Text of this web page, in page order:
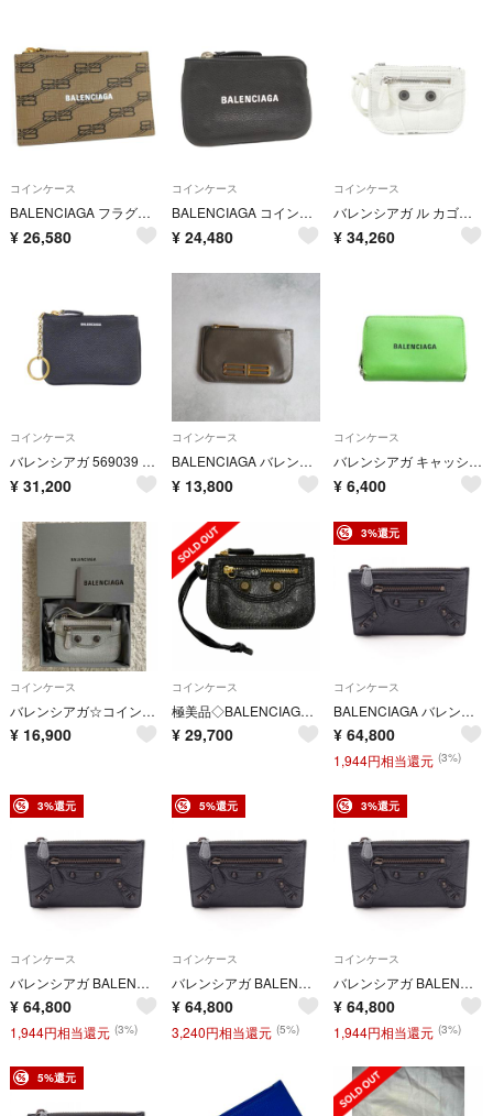
コインケース
BALENCIAGA フラグメントケース BBモノグラム PVCコーティング
¥ 26,580
コインケース
BALENCIAGA コインケース エブリデイ 小銭入れ レザー ブラック
¥ 24,480
コインケース
バレンシアガ ル カゴール 776769 2AAFR コインケース
¥ 34,260
コインケース
バレンシアガ 569039 コイン＆キーケース
¥ 31,200
コインケース
BALENCIAGA バレンシアガ / ゴシップコインカードホルダー グレー
¥ 13,800
コインケース
バレンシアガ キャッシュ 小銭入れ コインケース レザー ロゴ 緑 グリーン
¥ 6,400
コインケース
バレンシアガ☆コインケース【シルバー】
¥ 16,900
コインケース
極美品◇BALENCIAGA バレンシアガ 776769 レザー コインケース 小物入れ 小銭入れ ブラック ゴールド金具 フランス製 レディース
¥ 29,700
3%還元
コインケース
BALENCIAGA バレンシアガ コインケース Le City ロング
¥ 64,800
1,944円相当還元 (3%)
3%還元
コインケース
バレンシアガ BALENCIAGA Le City ロング コインケース 財布 レザー レディース ブラック系 8106072ABFY1000 【新品】
¥ 64,800
1,944円相当還元 (3%)
5%還元
コインケース
バレンシアガ BALENCIAGA Le City ロング コインケース 財布 レザー レディース ブラック系 8106072ABFY1000 【新品】
¥ 64,800
3,240円相当還元 (5%)
3%還元
コインケース
バレンシアガ BALENCIAGA Le City ロング コインケース 財布 レザー レディース ブラック系 8106072ABFY1000 【新品】
¥ 64,800
1,944円相当還元 (3%)
5%還元